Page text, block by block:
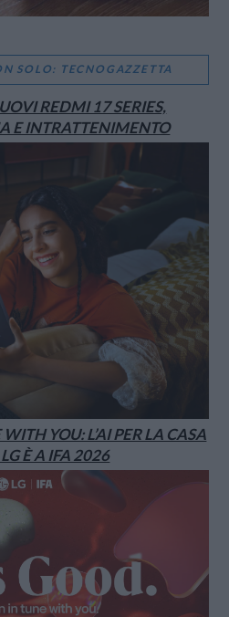
SOLO: TECNOGAZZETTA
REDMI 17 SERIES,
E INTRATTENIMENTO
YOU: L’AI PER LA CASA
È A IFA 2026